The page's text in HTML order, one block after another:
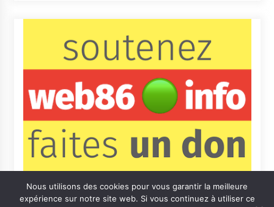
Nous utilisons des cookies pour vous garantir la meilleure
expérience sur notre site web. Si vous continuez à utiliser ce